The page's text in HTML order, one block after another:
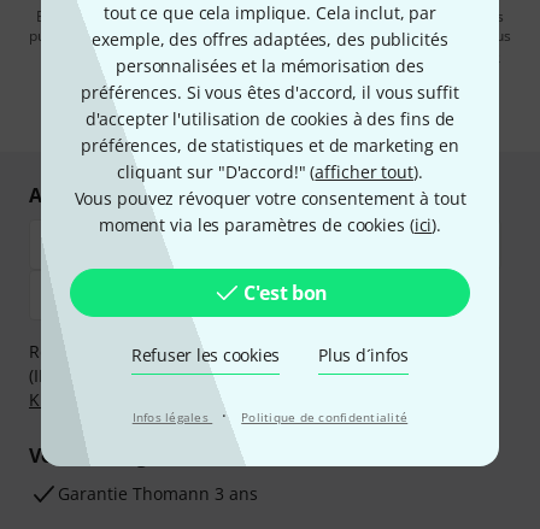
tout ce que cela implique. Cela inclut, par
exemple, des offres adaptées, des publicités
personnalisées et la mémorisation des
préférences. Si vous êtes d'accord, il vous suffit
d'accepter l'utilisation de cookies à des fins de
préférences, de statistiques et de marketing en
cliquant sur "D'accord!" (afficher tout).
Vous pouvez révoquer votre consentement à tout
moment via les paramètres de cookies (ici).
C'est bon
Refuser les cookies Plus d´infos
Infos légales · Politique de confidentialité
En cliquant sur "S'inscrire maintenant", vous acceptez de recevoir des
publicités par e-mail. La désinscription est possible à tout moment. Vous
pouvez trouver plus d'informations à ce sujet dans notre
confidentialité.
* Requis
Achetez et payez en toute sécurité
Réglez de manière sûre et sécurisée par Virement
(IBAN/BIC), PayPal, Amazon Pay,
Klarna Payer Maintenant
Klarna Payer en 3 fois
ou Carte de crédit.
Vos avantages
Ga­ran­tie Thomann 3 ans